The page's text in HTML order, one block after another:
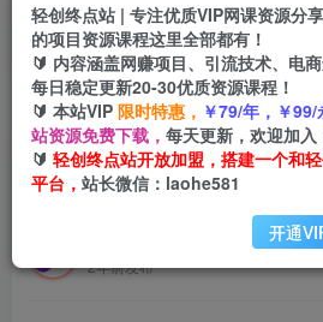
首页 创业课程 会员免费 正文
最新抖音奢侈品转微信卖货教
课程（带货源）
2年前发布
轻创终点站 | 专注优质VIP网课资源分
的项目资源课程这里全部都有！
🔰 内容涵盖网赚项目、引流技术、电
每日稳定更新20-30优质资源课程！
🔰 本站VIP 限时特惠， ￥79/年，￥99/
站资源免费下载， 每天更新，欢迎加入
🔰 轻创终点站开放加盟，搭建一个和
平台， 站长微信：laohe581
开通